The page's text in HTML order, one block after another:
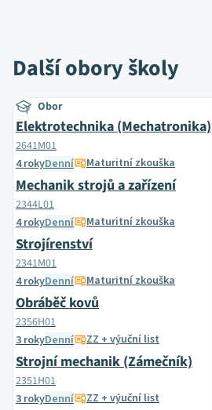
Další obory školy
Obor
Elektrotechnika (Mechatronika)
2641M01
4 rokyDenní Maturitní zkouška
Mechanik strojů a zařízení
2344L01
4 rokyDenní Maturitní zkouška
Strojírenství
2341M01
4 rokyDenní Maturitní zkouška
Obráběč kovů
2356H01
3 rokyDenní ZZ + výuční list
Strojní mechanik (Zámečník)
2351H01
3 rokyDenní ZZ + výuční list